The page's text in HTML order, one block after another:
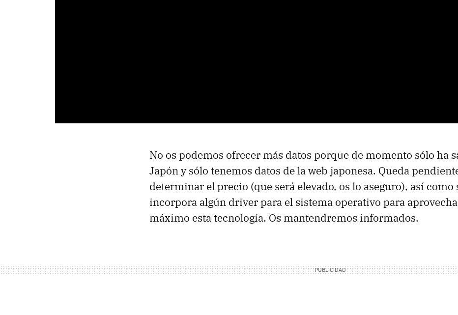
No os podemos ofrecer más datos porque de momento sólo ha
Japón y sólo tenemos datos de la web japonesa. Queda
determinar el precio (que será elevado, os lo aseguro), así como
incorpora algún driver para el sistema operativo para
máximo esta tecnología. Os mantendremos informados.